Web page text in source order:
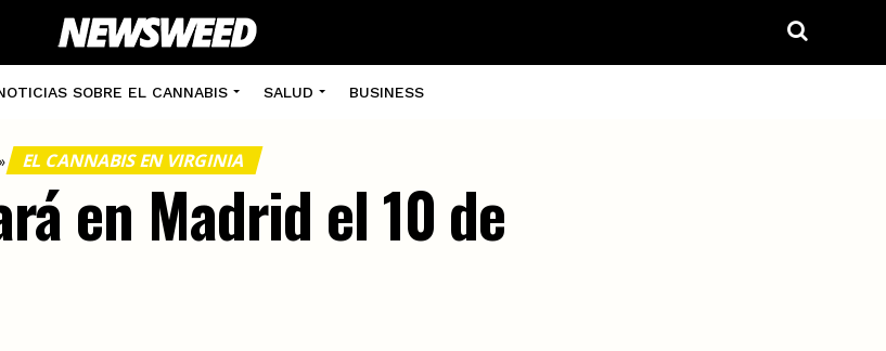
SOBRE EL CANNABIS SALUD BUSINESS
» EL CANNABIS EN VIRGINIA
en Madrid el 10 de